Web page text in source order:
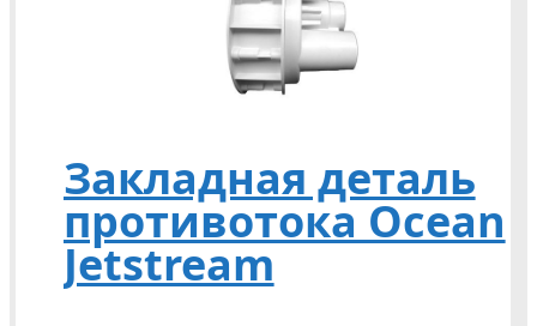
Закладная деталь
противотока Ocean
Jetstream